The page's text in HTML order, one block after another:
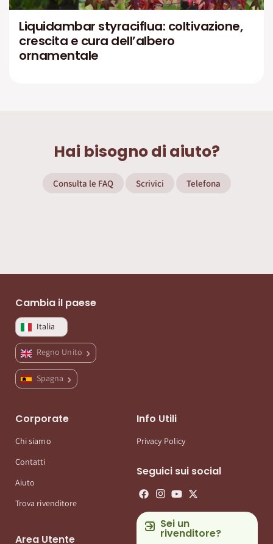
Liquidambar styraciflua: coltivazione,
crescita e cura dell’albero
ornamentale
Hai bisogno di aiuto?
Consulta le FAQ Scrivici Telefona
Cambia il paese
Italia
Regno Unito
Spagna
Corporate
Chi siamo
Contatti
Aiuto
Trova rivenditore
Area Utente
Info Utili
Privacy Policy
Seguici sui social
Sei un
rivenditore?